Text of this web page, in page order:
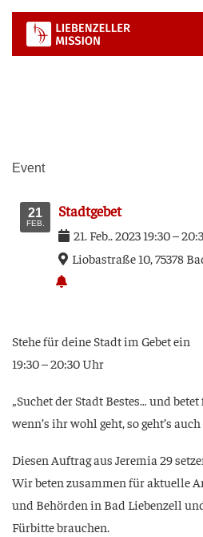
Zum
Inhalt
springen
Event
21
FEB.
Stadt­ge­bet
21. Feb..202319:30–
Lio­ba­stra­ße 10, 75378
Ste­he für dei­ne Stadt im Gebet ein
19:30 – 20:30 Uhr
„Suchet der Stadt Bes­tes… und
wenn’s ihr wohl geht, so geht’s
Die­sen Auf­trag aus Jere­mia 29
Wir beten zusam­men für aktu­el­le
und Behör­den in Bad Lie­ben­zell
Für­bit­te brauchen.